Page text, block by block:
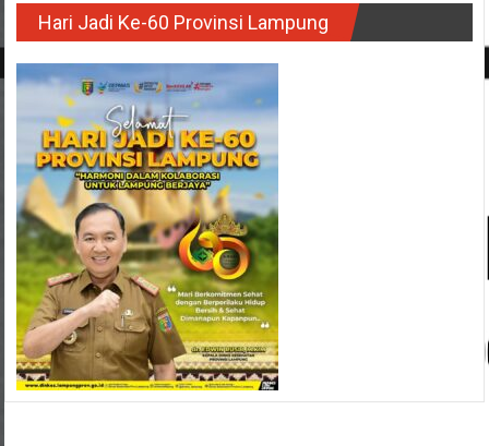
Hari Jadi Ke-60 Provinsi Lampung